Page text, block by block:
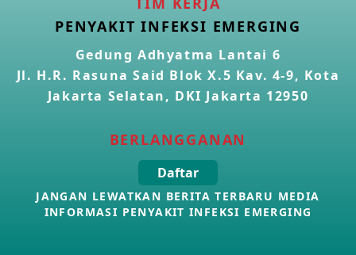
21 Apr 2026
Kasus Konfirmasi Avian Influenza A(H9N2) di Italia
26 Mar 2026
Kasus Penyakit Meningokokus di Inggris
Kasus Konfirmasi Avian Influenza A(H5N1) di Kamboja
PENYAKIT INFEKSI EMERGING
Gedung Adhyatma Lantai 6
Jl. H.R. Rasuna Said Blok X.5 Kav. 4-9, Kota
Jakarta Selatan, DKI Jakarta 12950
BERLANGGANAN
Daftar
JANGAN LEWATKAN BERITA TERBARU MEDIA
INFORMASI PENYAKIT INFEKSI EMERGING